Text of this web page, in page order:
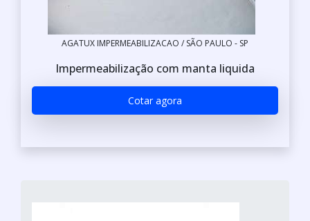
AGATUX IMPERMEABILIZACAO / SÃO PAULO - SP
Impermeabilização com manta liquida
Cotar agora